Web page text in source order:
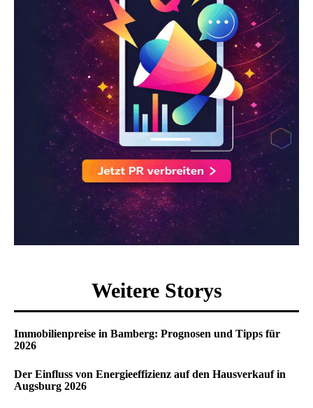
Weitere Storys
Immobilienpreise in Bamberg: Prognosen und Tipps für
2026
Der Einfluss von Energieeffizienz auf den Hausverkauf in
Augsburg 2026